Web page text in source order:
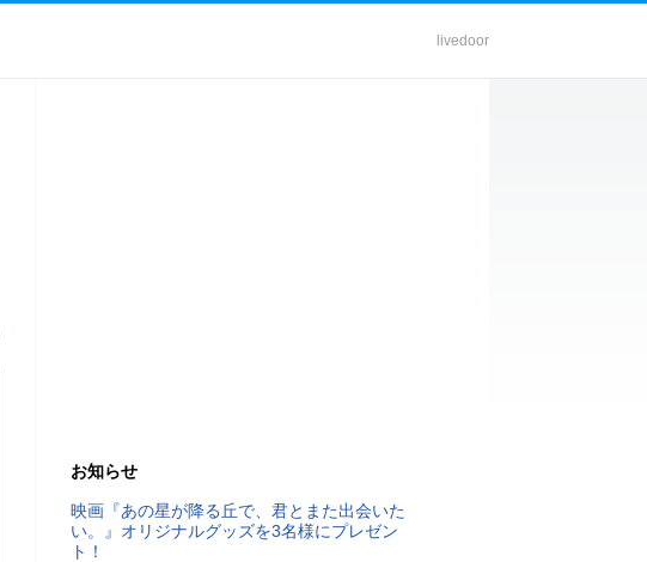
livedoor
お知らせ
映画『あの星が降る丘で、君とまた出会いた
い。』オリジナルグッズを3名様にプレゼン
ト！